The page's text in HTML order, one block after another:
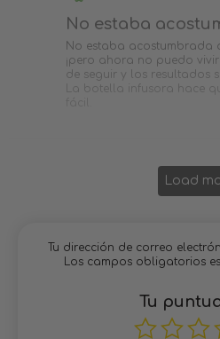
No estaba
No estaba acostumbrada
¡pero ahora no puedo
de seguir y los resultados
La botella infusora hace
Load
Tu dirección de correo
Los campos obligatorios
Tu